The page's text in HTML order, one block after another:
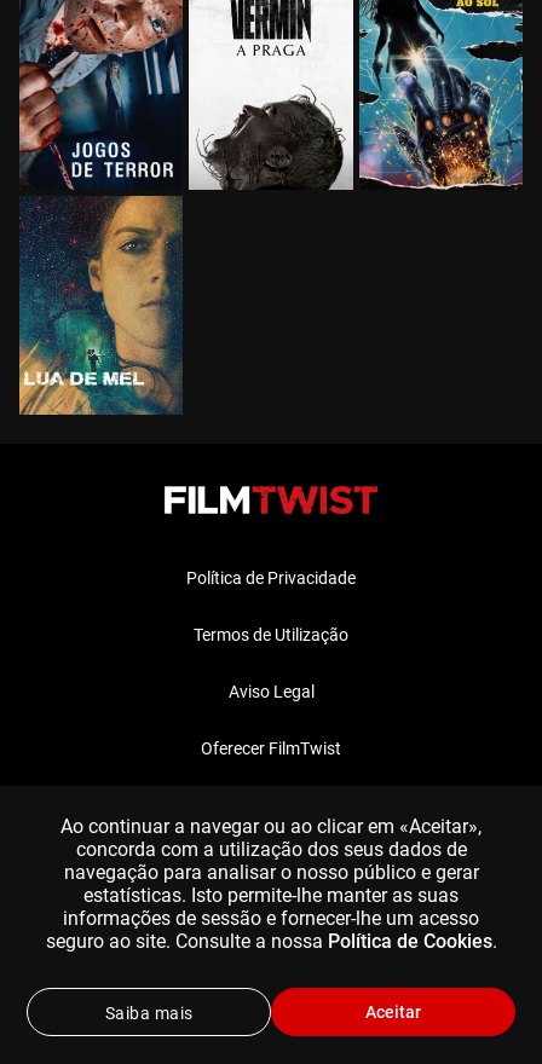
Política de Privacidade
Termos de Utilização
Aviso Legal
Oferecer FilmTwist
Ao continuar a navegar ou ao clicar em «Aceitar»,
concorda com a utilização dos seus dados de
navegação para analisar o nosso público e gerar
estatísticas. Isto permite-lhe manter as suas
informações de sessão e fornecer-lhe um acesso
seguro ao site. Consulte a nossa Política de Cookies.
Aceitar
Saiba mais